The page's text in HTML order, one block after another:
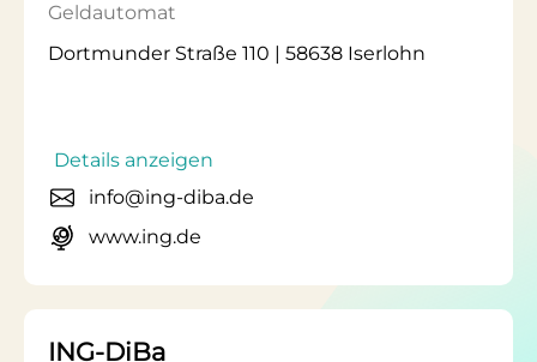
Geldautomat
Dortmunder Straße 110 | 58638 Iserlohn
Details anzeigen
info@ing-diba.de
www.ing.de
ING-DiBa